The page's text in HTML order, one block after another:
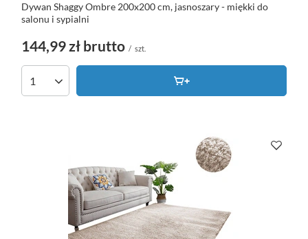
Dywan Shaggy Ombre 200x200 cm, jasnoszary - miękki do
salonu i sypialni
144,99 zł brutto / szt.